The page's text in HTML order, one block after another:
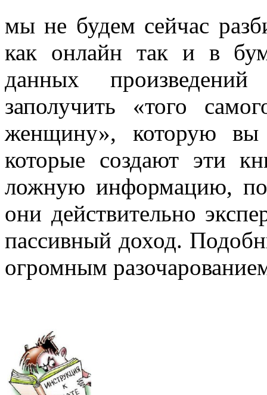
мы не будем сейчас
как онлайн так и в
данных
заполучить «того
женщину», которую вы
которые создают эти
ложную информацию,
они действительно
пассивный доход.
огромным